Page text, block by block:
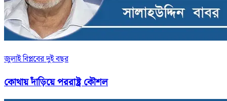
জুলাই বিপ্লবের দুই বছর
কোথায় দাঁড়িয়ে পররাষ্ট্র কৌশল